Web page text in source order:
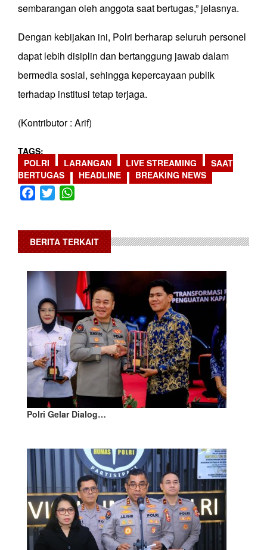
sembarangan oleh anggota saat bertugas,” jelasnya.
Dengan kebijakan ini, Polri berharap seluruh personel
dapat lebih disiplin dan bertanggung jawab dalam
bermedia sosial, sehingga kepercayaan publik
terhadap institusi tetap terjaga.
(Kontributor : Arif)
TAGS
POLRI
LARANGAN LIVE STREAMING
SAAT
BERTUGAS
HEADLINE BREAKING NEWS
Facebook
Twitter
BERITA TERKAIT
Polri Gelar Dialog…